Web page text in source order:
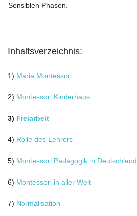
Sensiblen Phasen.
Inhaltsverzeichnis:
1) Maria Montessori
2) Montessori Kinderhaus
3) Freiarbeit
4) Rolle des Lehrers
5) Montessori Pädagogik in Deutschland
6) Montessori in aller Welt
7) Normalisation